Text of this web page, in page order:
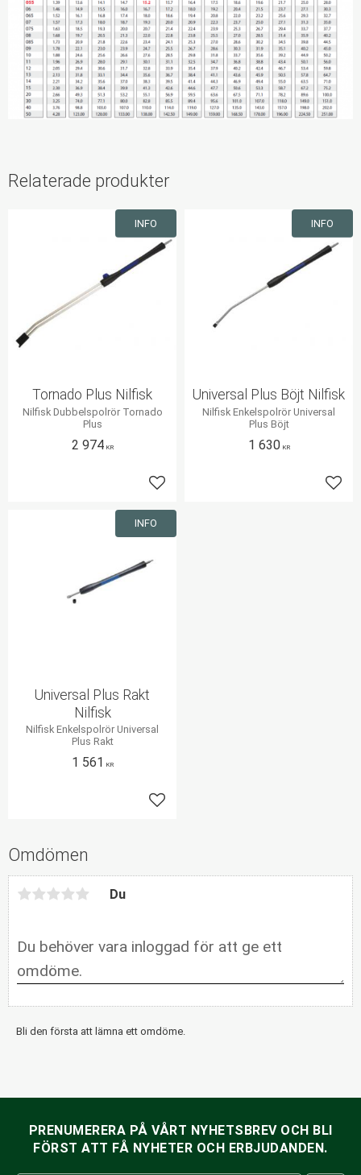
Omdömen
Du
Bli den första att lämna ett omdöme.
Relaterade produkter
Tornado Plus Nilfisk
Nilfisk Dubbelspolrör Tornado
Plus
2 974KR
Lägg till i favoriter
INFO
Universal Plus Böjt Nilfisk
Nilfisk Enkelspolrör Universal
Plus Böjt
1 630KR
INFO
Universal Plus Rakt
Nilfisk
Nilfisk Enkelspolrör Universal
Plus Rakt
1 561 KR
Lägg till i favoriter
INFO
PRENUMERERA PÅ VÅRT NYHETSBREV OCH BLI
FÖRST ATT FÅ NYHETER OCH ERBJUDANDEN.